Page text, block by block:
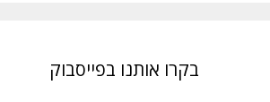
בקרו אותנו בפייסבוק